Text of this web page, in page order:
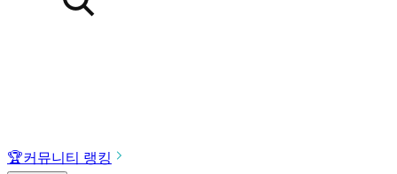
혈당 · 다이어트 음식 검색해보세요
🏆커뮤니티 랭킹